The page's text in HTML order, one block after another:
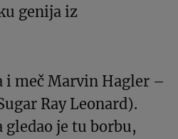
genija iz
i meč Marvin Hagler –
Ray Leonard).
gledao je tu borbu,